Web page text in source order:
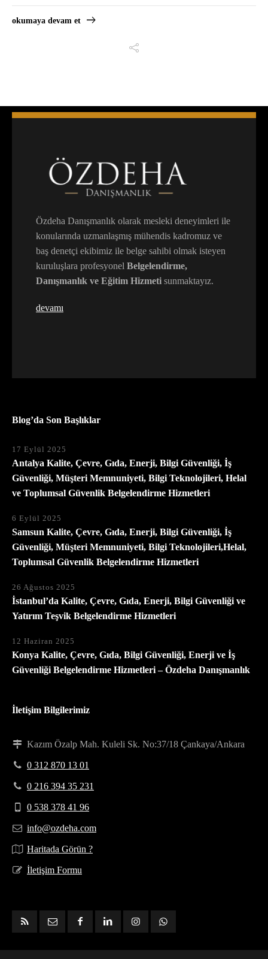
okumaya devam et
Özdeha Danışmanlık olarak mesleki deneyimleri ile
konularında uzmanlaşmış mühendis kadromuz ve
baş denetçi ekibimiz ile belge sahibi olmak isteyen
kuruluşlara profesyonel Belgelendirme,
Danışmanlık ve Eğitim Hizmeti sunmaktayız.
devamı
Blog’da Son Başlıklar
17 Eylül 2025
Antalya Kalite, Çevre, Gıda, Enerji, Bilgi Güvenliği, İş
Güvenliği, Müşteri Memnuniyeti, Bilgi Teknolojileri, Helal
ve Toplumsal Güvenlik Belgelendirme Hizmetleri
6 Eylül 2025
Samsun Kalite, Çevre, Gıda, Enerji, Bilgi Güvenliği, İş
Güvenliği, Müşteri Memnuniyeti, Bilgi Teknolojileri,Helal,
Toplumsal Güvenlik Belgelendirme Hizmetleri
26 Ağustos 2025
İstanbul’da Kalite, Çevre, Gıda, Enerji, Bilgi Güvenliği ve
Yatırım Teşvik Belgelendirme Hizmetleri
12 Haziran 2025
Konya Kalite, Çevre, Gıda, Bilgi Güvenliği, Enerji ve İş
Güvenliği Belgelendirme Hizmetleri – Özdeha Danışmanlık
İletişim Bilgilerimiz
Kazım Özalp Mah. Kuleli Sk. No:37/18 Çankaya/Ankara
0 312 870 13 01
0 216 394 35 231
0 538 378 41 96
info@ozdeha.com
Haritada Görün ?
İletişim Formu